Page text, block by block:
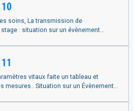
soins, La transmission de
: situation sur un évènement
vitaux faite un tableau et
mesures . Situation sur un Évènement